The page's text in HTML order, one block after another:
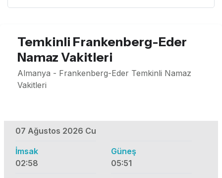
Temkinli Frankenberg-Eder
Namaz Vakitleri
Almanya - Frankenberg-Eder Temkinli Namaz
Vakitleri
07 Ağustos 2026 Cu
İmsak
02:58
Güneş
05:51